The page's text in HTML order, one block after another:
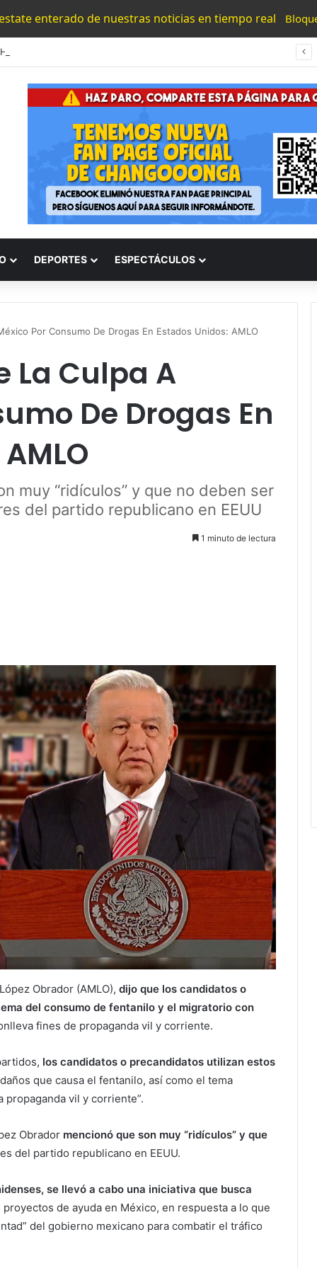
enterado de nuestras noticias en tiempo real
DEPORTES ESPECTÁCULOS
Por Consumo De Drogas En Estados Unidos: AMLO
La Culpa A
De Drogas En
muy “ridículos” y que no deben ser
del partido republicano en EEUU
1 minuto de lectura
Obrador (AMLO), dijo que los candidatos o
del consumo de fentanilo y el migratorio con
fines de propaganda vil y corriente.
los candidatos o precandidatos utilizan estos
que causa el fentanilo, así como el tema
vil y corriente”.
Obrador mencionó que son muy “ridículos” y que
del partido republicano en EEUU.
se llevó a cabo una iniciativa que busca
de ayuda en México, en respuesta a lo que
del gobierno mexicano para combatir el tráfico